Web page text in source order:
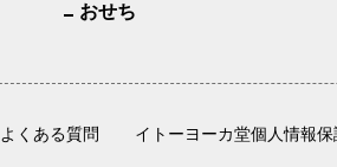
おせち
よくある質問 イトーヨーカ堂個人情報